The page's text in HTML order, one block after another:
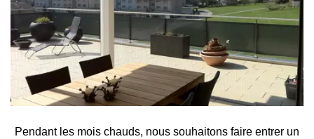
Pendant les mois chauds, nous souhaitons faire entrer un